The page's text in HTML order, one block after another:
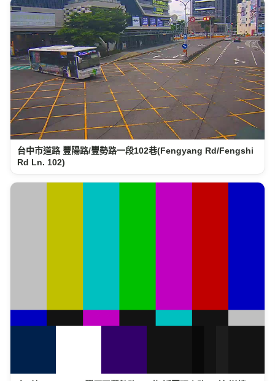
台中市道路 豐陽路/豐勢路一段102巷(Fengyang Rd/Fengshi
Rd Ln. 102)